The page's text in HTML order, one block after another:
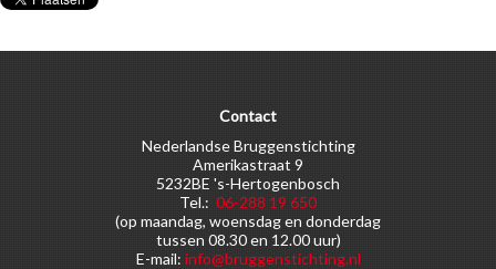
Contact
Nederlandse Bruggenstichting
Amerikastraat 9
5232BE 's-Hertogenbosch
Tel.: 06-288 19 650
(op maandag, woensdag en donderdag
tussen 08.30 en 12.00 uur)
E-mail: info@bruggenstichting.nl